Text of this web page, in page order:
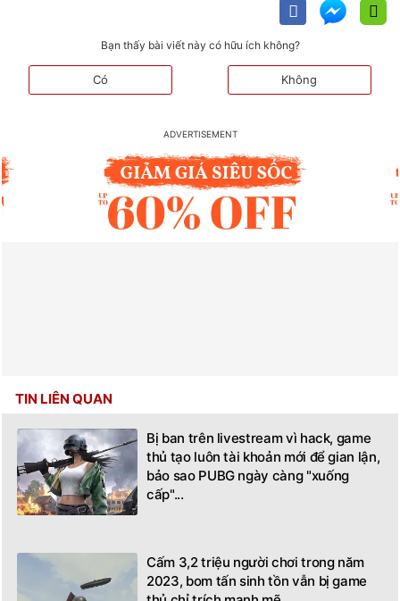
Bạn thấy bài viết này có hữu ích không?
Có Không
TIN LIÊN QUAN
Bị ban trên livestream vì hack, game
thủ tạo luôn tài khoản mới để gian lận,
bảo sao PUBG ngày càng "xuống
cấp"...
Cấm 3,2 triệu người chơi trong năm
2023, bom tấn sinh tồn vẫn bị game